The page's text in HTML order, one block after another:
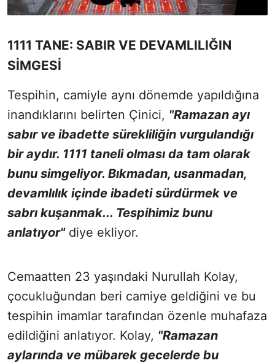
1111 TANE: SABIR VE DEVAMLILIĞIN
SİMGESİ
Tespihin, camiyle aynı dönemde yapıldığına
inandıklarını belirten Çinici, "Ramazan ayı
sabır ve ibadette sürekliliğin vurgulandığı
bir aydır. 1111 taneli olması da tam olarak
bunu simgeliyor. Bıkmadan, usanmadan,
devamlılık içinde ibadeti sürdürmek ve
sabrı kuşanmak... Tespihimiz bunu
anlatıyor"diye ekliyor.
Cemaatten 23 yaşındaki Nurullah Kolay,
çocukluğundan beri camiye geldiğini ve bu
tespihin imamlar tarafından özenle muhafaza
edildiğini anlatıyor. Kolay, "Ramazan
aylarında ve mübarek gecelerde bu